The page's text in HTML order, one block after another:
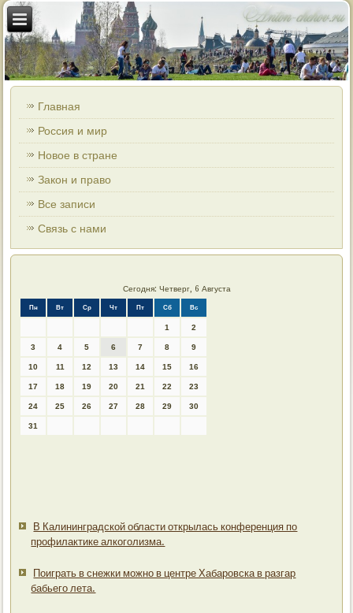
Главная
Россия и мир
Новое в стране
Закон и право
Все записи
Связь с нами
Сегодня: Четверг, 6 Августа
Пн Вт Ср Чт Пт Сб Вс
1 2
3 4 5 6 7 8 9
10 11 12 13 14 15 16
17 18 19 20 21 22 23
24 25 26 27 28 29 30
31
В Калининградской области открылась конференция по
профилактике алкоголизма.
Поиграть в снежки можно в центре Хабаровска в разгар
бабьего лета.